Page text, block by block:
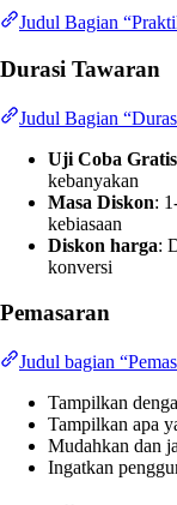
Judul Bagian
Durasi Tawaran
Judul Bagian
Uji Coba Gratis
kebanyakan
Masa Diskon:
kebiasaan
Diskon harga:
konversi
Pemasaran
Judul bagian
Tampilkan
Tampilkan apa
Mudahkan dan
Ingatkan